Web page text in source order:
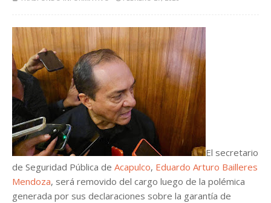
El secretario
de Seguridad Pública de Acapulco, Eduardo Arturo Bailleres
Mendoza, será removido del cargo luego de la polémica
generada por sus declaraciones sobre la garantía de